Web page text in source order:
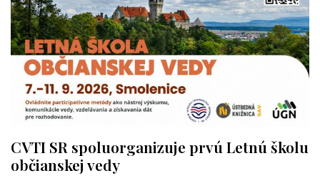
CVTI SR spoluorganizuje prvú Letnú školu
občianskej vedy